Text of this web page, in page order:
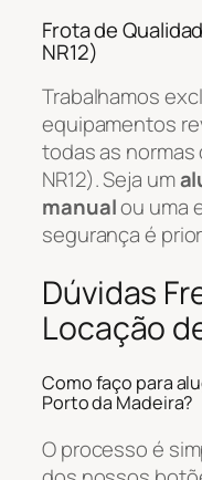
Frota de
NR12)
Trabalhamos
equipamentos
todas as normas
NR12). Seja um
manualou uma
segurança é
Dúvidas
Locação
Como faço para
Porto da Madeira?
O processo é